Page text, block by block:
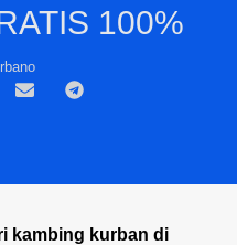
100%
kambing kurban di